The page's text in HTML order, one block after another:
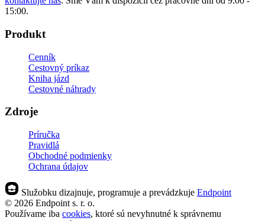
15:00.
Produkt
Cenník
Cestovný príkaz
Kniha jázd
Cestovné náhrady
Zdroje
Príručka
Pravidlá
Obchodné podmienky
Ochrana údajov
Služobku dizajnuje, programuje a prevádzkuje Endpoint
© 2026 Endpoint s. r. o.
Používame iba cookies, ktoré sú nevyhnutné k správnemu